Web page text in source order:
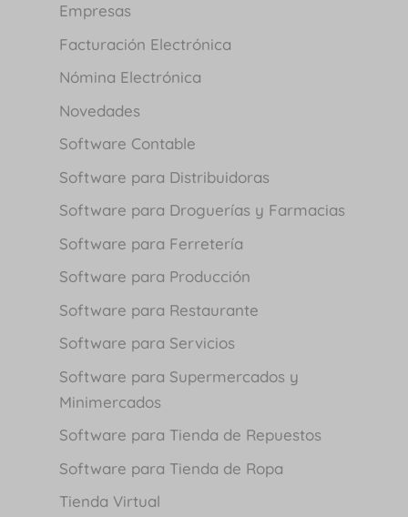
Empresas
Facturación Electrónica
Nómina Electrónica
Novedades
Software Contable
Software para Distribuidoras
Software para Droguerías y Farmacias
Software para Ferretería
Software para Producción
Software para Restaurante
Software para Servicios
Software para Supermercados y
Minimercados
Software para Tienda de Repuestos
Software para Tienda de Ropa
Tienda Virtual